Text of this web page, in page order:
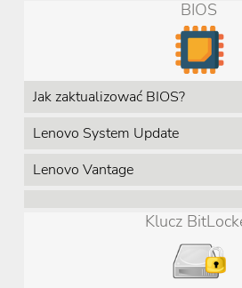
BIOS
Jak zaktualizować BIOS?
Lenovo System Update
Lenovo Vantage
Klucz